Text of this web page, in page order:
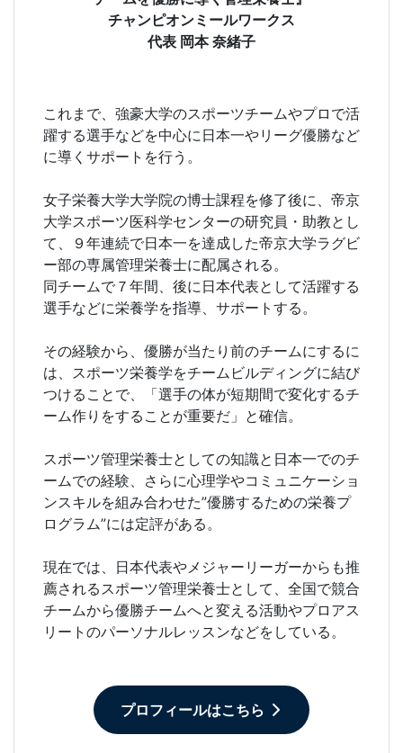
チャンピオンミールワークス
代表 岡本 奈緒子
これまで、強豪大学のスポーツチームやプロで活
躍する選手などを中心に日本一やリーグ優勝など
に導くサポートを行う。
女子栄養大学大学院の博士課程を修了後に、帝京
大学スポーツ医科学センターの研究員・助教とし
て、９年連続で日本一を達成した帝京大学ラグビ
ー部の専属管理栄養士に配属される。
同チームで７年間、後に日本代表として活躍する
選手などに栄養学を指導、サポートする。
その経験から、優勝が当たり前のチームにするに
は、スポーツ栄養学をチームビルディングに結び
つけることで、「選手の体が短期間で変化するチ
ーム作りをすることが重要だ」と確信。
スポーツ管理栄養士としての知識と日本一でのチ
ームでの経験、さらに心理学やコミュニケーショ
ンスキルを組み合わせた”優勝するための栄養プ
ログラム”には定評がある。
現在では、日本代表やメジャーリーガーからも推
薦されるスポーツ管理栄養士として、全国で競合
チームから優勝チームへと変える活動やプロアス
リートのパーソナルレッスンなどをしている。
プロフィールはこちら